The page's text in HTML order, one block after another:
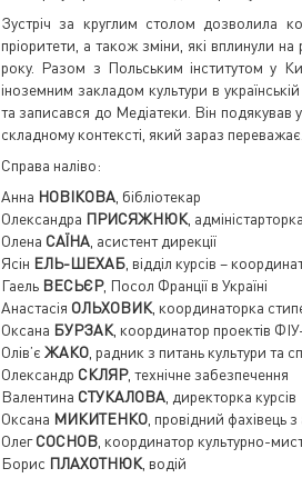
Зустріч за круглим столом дозволила
пріоритети, а також зміни, які вплинули
року. Разом з Польським інститутом у
іноземним закладом культури в
та записався до Медіатеки. Він подякував
складному контексті, який зараз переважає.
Справа наліво:
Анна НОВІКОВА , бібліотекар
Олександра ПРИСЯЖНЮК,
Олена САЇНА , асистент дирекції
Ясін ЕЛЬ-ШЕХАБ , відділ курсів –
Гаель ВЕСЬЄР, Посол Франції в Україні
Анастасія ОЛЬХОВИК, координаторка
Оксана БУРЗАК, координатор проектів
Олів’є ЖАКО , радник з питань культури та
Олександр СКЛЯР, технічне забезпечення
Валентина СТУКАЛОВА , директорка курсів
Оксана МИКИТЕНКО , провідний фахівець
ОлегСОСНОВ , координатор культурно-
Борис ПЛАХОТНЮК, водій